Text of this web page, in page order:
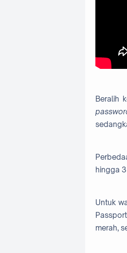
Beralih
hingga
Untuk
merah,